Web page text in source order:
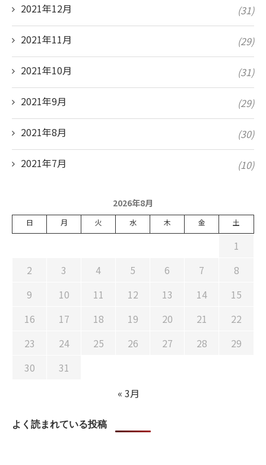
2021年12月 (31)
2021年11月 (29)
2021年10月 (31)
2021年9月 (29)
2021年8月 (30)
2021年7月 (10)
2026年8月
日 月 火 水 木 金 土
1
2
3 4 5 6 7
8
9
10 11 12 13 14
15
16
17 18 19 20 21
22
23
24 25 26 27 28
29
30
31
« 3月
よく読まれている投稿